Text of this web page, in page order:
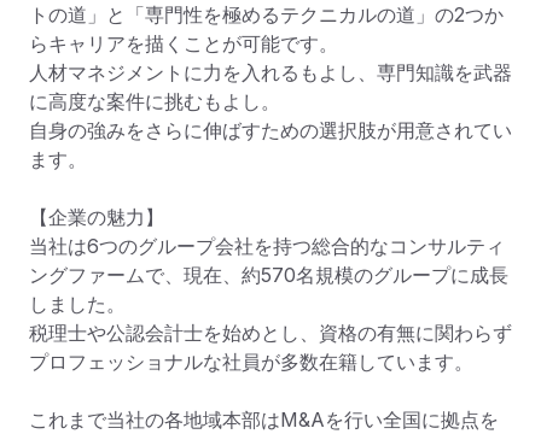
トの道」と「専門性を極めるテクニカルの道」の2つか
らキャリアを描くことが可能です。
人材マネジメントに力を入れるもよし、専門知識を武器
に高度な案件に挑むもよし。
自身の強みをさらに伸ばすための選択肢が用意されてい
ます。
【企業の魅力】
当社は6つのグループ会社を持つ総合的なコンサルティ
ングファームで、現在、約570名規模のグループに成長
しました。
税理士や公認会計士を始めとし、資格の有無に関わらず
プロフェッショナルな社員が多数在籍しています。
これまで当社の各地域本部はM&Aを行い全国に拠点を